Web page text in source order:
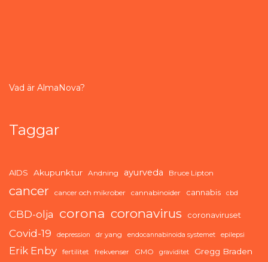
Vad är AlmaNova?
Taggar
AIDS Akupunktur Andning ayurveda Bruce Lipton
cancer cancer och mikrober cannabinoider cannabis cbd
CBD-olja corona coronavirus coronaviruset
Covid-19 depression dr yang endocannabinoida systemet epilepsi
Erik Enby fertilitet frekvenser GMO graviditet Gregg Braden